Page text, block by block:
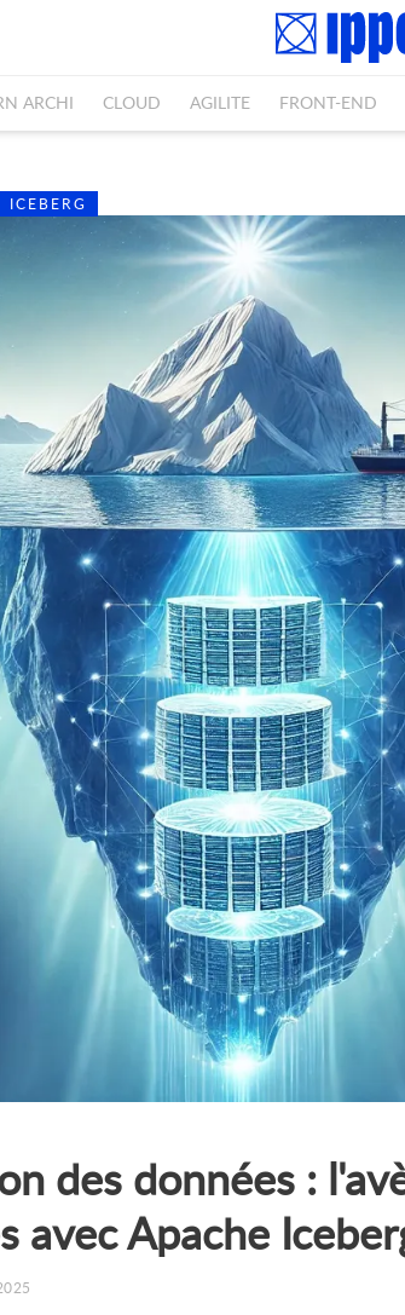
ARCHI CLOUD AGILITE FRONT-END
ICEBERG
des données :
avec Apache